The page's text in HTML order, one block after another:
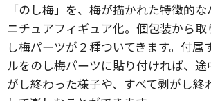
「のし梅」を、梅が描かれた特徴的
ニチュアフィギュア化。個包装から
し梅パーツが２種ついてきます。付属
ルをのし梅パーツに貼り付ければ、
がし終わった様子や、すべて剥がし終